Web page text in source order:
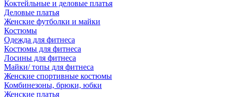
Коктейльные и деловые платья
Деловые платья
Женские футболки и майки
Костюмы
Одежда для фитнеса
Костюмы для фитнеса
Лосины для фитнеса
Майки/ топы для фитнеса
Женские спортивные костюмы
Комбинезоны, брюки, юбки
Женские платья